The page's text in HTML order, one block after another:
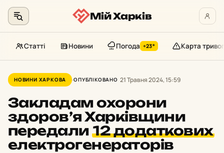
до
контенту
Мій Харків
Статті Новини Погода +23° Карта тривог
НОВИНИ ХАРКОВА ОПУБЛІКОВАНО 21 Травня 2024, 15:59
Закладам охорони
здоров’я Харківщини
передали12 додаткових
електрогенераторів